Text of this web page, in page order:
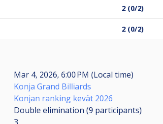
2 (0/2)
2 (0/2)
Mar 4, 2026, 6:00 PM (Local time)
Konja Grand Billiards
Konjan ranking kevät 2026
Double elimination (9 participants)